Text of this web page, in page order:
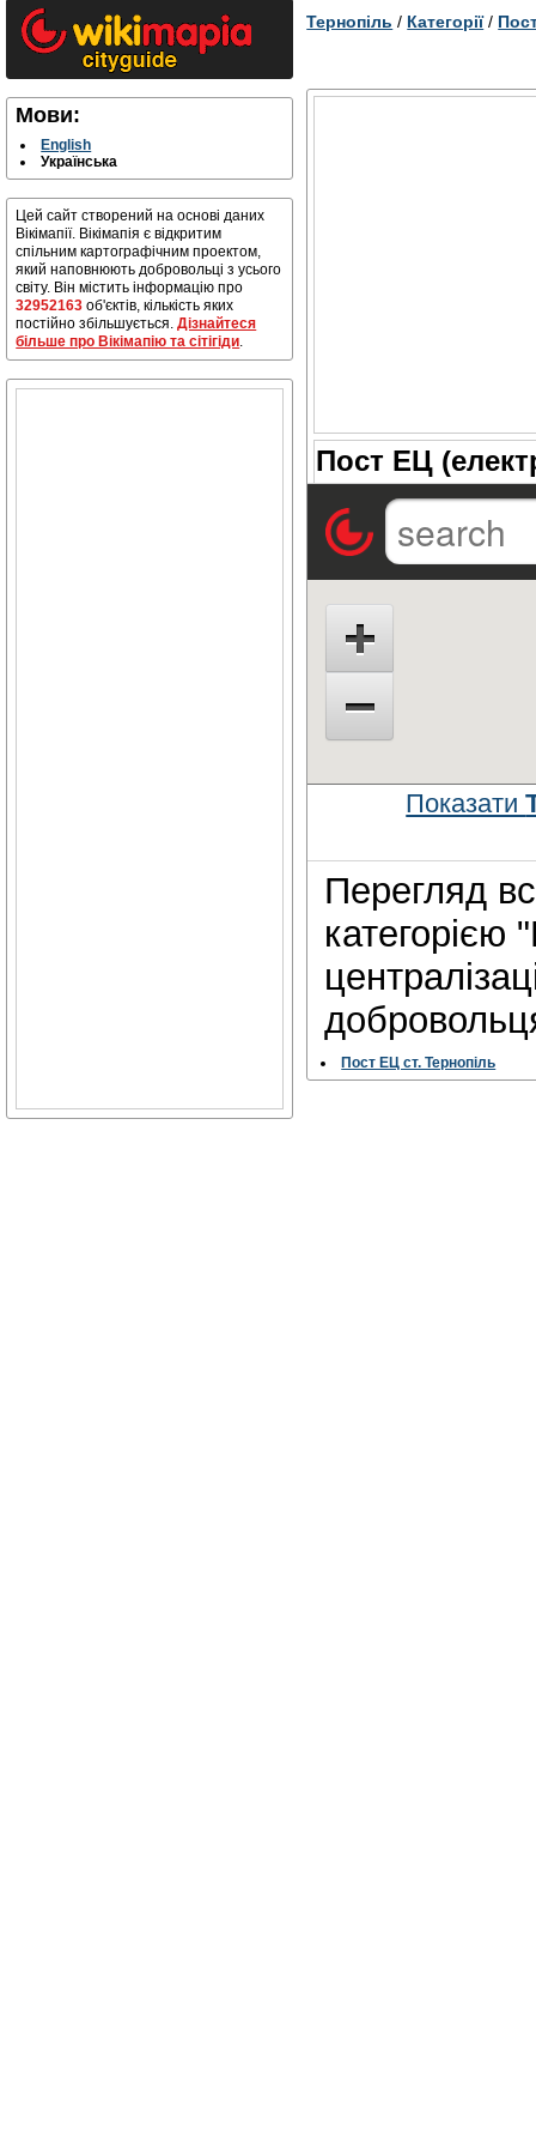
Мови:
English
Українська
Цей сайт створений на основі даних
Вікімапії. Вікімапія є відкритим
спільним картографічним проектом,
який наповнюють добровольці з усього
світу. Він містить інформацію про
32952163 об'єктів, кількість яких
постійно збільшується.Дізнайтеся
більше про Вікімапію та сітігіди.
Тернопіль / Категорії/
Пост ЕЦ
Показати
Перегляд
категорією
Пост ЕЦ ст. Тернопіль